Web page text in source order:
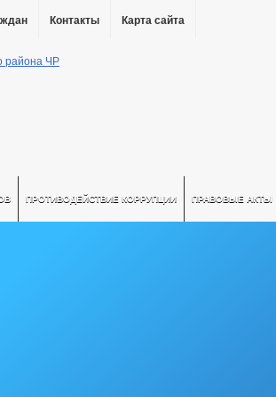
Контакты Карта сайта
ПРОТИВОДЕЙСТВИЕ КОРРУПЦИИ ПРАВОВЫЕ АКТЫ